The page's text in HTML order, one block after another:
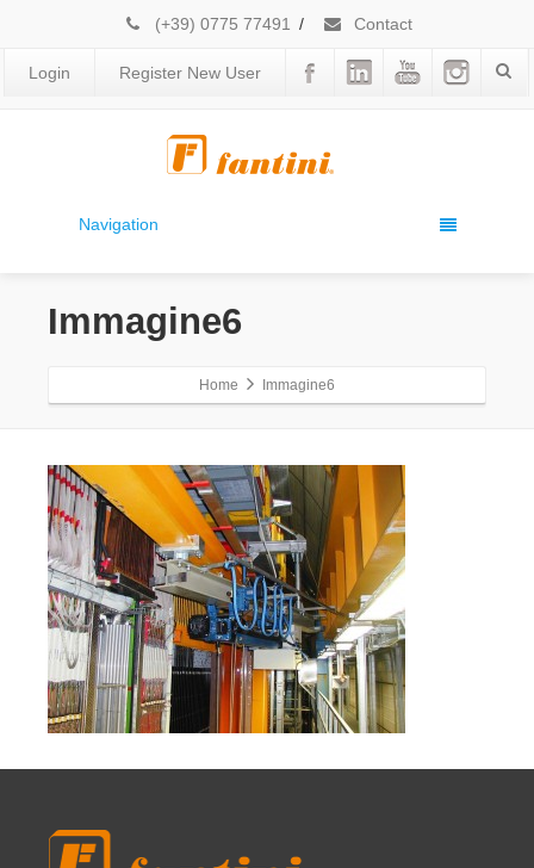
(+39) 0775 77491 / Contact
Login Register New User
Navigation
Immagine6
Home Immagine6